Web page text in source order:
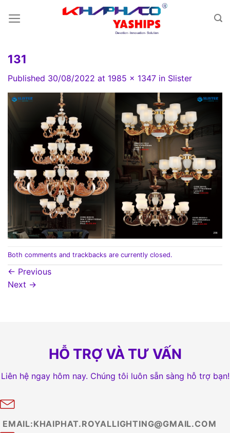
131
Published 30/08/2022 at 1985 × 1347 in Slister
Both comments and trackbacks are currently closed.
← Previous
Next →
HỖ TRỢ VÀ TƯ VẤN
Liên hệ ngay hôm nay. Chúng tôi luôn sẵn sàng hỗ trợ bạn!
EMAIL:KHAIPHAT.ROYALLIGHTING@GMAIL.COM